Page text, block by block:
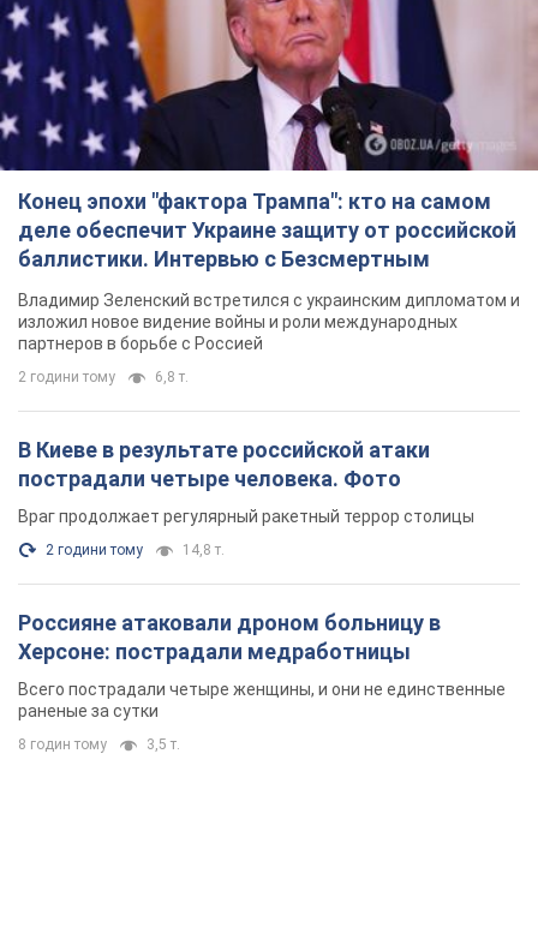
Конец эпохи "фактора Трампа": кто на самом
деле обеспечит Украине защиту от российской
баллистики. Интервью с Безсмертным
Владимир Зеленский встретился с украинским дипломатом и
изложил новое видение войны и роли международных
партнеров в борьбе с Россией
2 години тому 6,8 т.
В Киеве в результате российской атаки
пострадали четыре человека. Фото
Враг продолжает регулярный ракетный террор столицы
2 години тому 14,8 т.
Россияне атаковали дроном больницу в
Херсоне: пострадали медработницы
Всего пострадали четыре женщины, и они не единственные
раненые за сутки
8 годин тому 3,5 т.